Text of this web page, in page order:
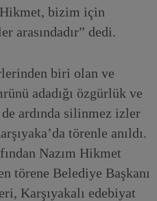
Hikmet, bizim için
arasındadır” dedi.
biri olan ve
adadığı özgürlük ve
ardında silinmez izler
törenle anıldı.
Nazım Hikmet
törene Belediye Başkanı
Karşıyakalı edebiyat